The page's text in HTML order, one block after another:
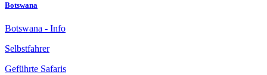
Botswana
Botswana - Info
Selbstfahrer
Geführte Safaris